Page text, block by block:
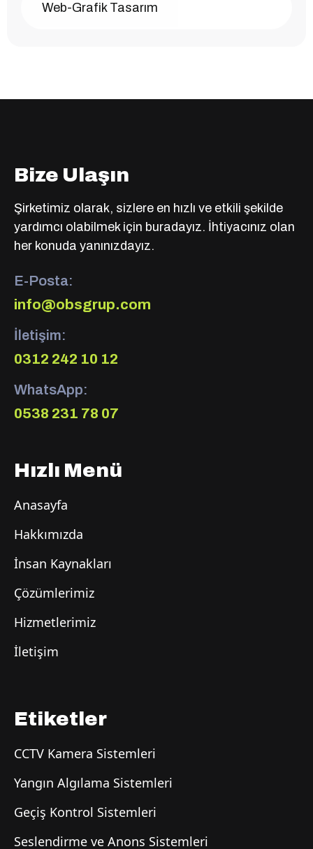
Web-Grafik Tasarım
Bize Ulaşın
Şirketimiz olarak, sizlere en hızlı ve etkili şekilde
yardımcı olabilmek için buradayız. İhtiyacınız olan
her konuda yanınızdayız.
E-Posta:
info@obsgrup.com
İletişim:
0312 242 10 12
WhatsApp:
0538 231 78 07
Hızlı Menü
Anasayfa
Hakkımızda
İnsan Kaynakları
Çözümlerimiz
Hizmetlerimiz
İletişim
Etiketler
CCTV Kamera Sistemleri
Yangın Algılama Sistemleri
Geçiş Kontrol Sistemleri
Seslendirme ve Anons Sistemleri